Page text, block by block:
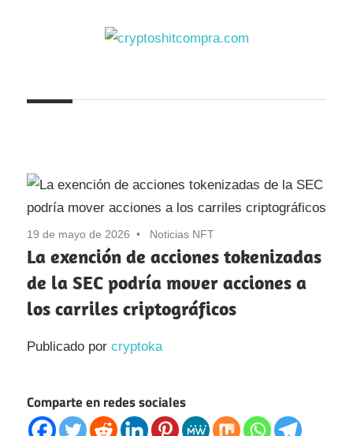
19 de mayo de 2026 Noticias NFT
La exención de acciones tokenizadas
de la SEC podría mover acciones a
los carriles criptográficos
Publicado por cryptoka
Comparte en redes sociales